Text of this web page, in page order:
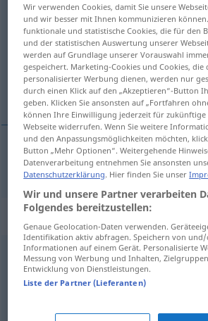
trist [trɪst]adj
Übersicht aller Übersetzungen
(Für mehr Details die Übersetzung
triste
triste trist
Synonyme für "trist"
langatmig,schnöde,grau,eintönig,
langweilig,reizlos,farblos,
Wir verwenden Cookies, damit Sie unsere
und wir besser mit Ihnen kommunizieren
funktionale und statistische Cookies, die für den
und der statistischen Auswertung unserer
werden auf Grundlage unserer Vorauswahl
gespeichert. Marketing-Cookies und Cookies, die
personalisierter Werbung dienen, werden nur
durch einen Klick auf den „Akzeptieren“-Button
geben. Klicken Sie ansonsten auf „Fortfahren
können Ihre Einwilligung jederzeit für zukünftige
Webseite widerrufen. Wenn Sie weitere
und den Anpassungsmöglichkeiten möchten,
Button „Mehr Optionen“. Weitergehende
Datenverarbeitung entnehmen Sie ansonsten
Datenschutzerklärung. Hier finden Sie unser
Wir und unsere Partner verarbeiten
Folgendes bereitzustellen:
Genaue Geolocation-Daten verwenden.
Identifikation aktiv abfragen. Speichern von
Informationen auf einem Gerät. Personalisierte
Messung von Werbung und Inhalten,
Entwicklung von Dienstleistungen.
Liste der Partner (Lieferanten)